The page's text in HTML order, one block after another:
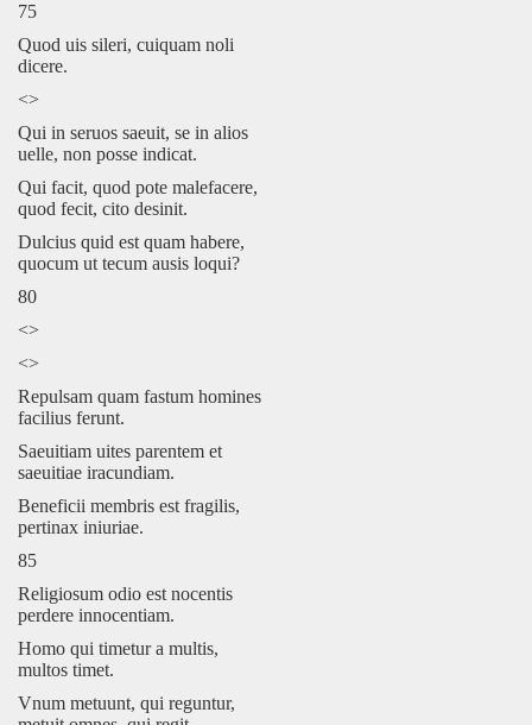
75
Quod uis sileri, cuiquam noli
dicere.
<>
Qui in seruos saeuit, se in alios
uelle, non posse indicat.
Qui facit, quod pote malefacere,
quod fecit, cito desinit.
Dulcius quid est quam habere,
quocum ut tecum ausis loqui?
80
<>
<>
Repulsam quam fastum homines
facilius ferunt.
Saeuitiam uites parentem et
saeuitiae iracundiam.
Beneficii membris est fragilis,
pertinax iniuriae.
85
Religiosum odio est nocentis
perdere innocentiam.
Homo qui timetur a multis,
multos timet.
Vnum metuunt, qui reguntur,